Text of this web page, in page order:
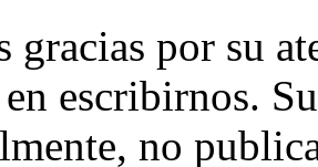
gracias por su
escribirnos.
no